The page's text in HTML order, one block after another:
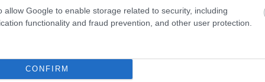
allow Google to enable storage related to security, including
functionality and fraud prevention, and other user protection.
CONFIRM
készségek és a hatékonyabb
problémamegoldó képességek hozzájárulnak
Hogyan kezdjünk hozzá a